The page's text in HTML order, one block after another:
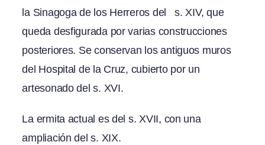
la Sinagoga de los Herreros del s. XIV, que
queda desfigurada por varias construcciones
posteriores. Se conservan los antiguos muros
del Hospital de la Cruz, cubierto por un
artesonado del s. XVI.
La ermita actual es del s. XVII, con una
ampliación del s. XIX.